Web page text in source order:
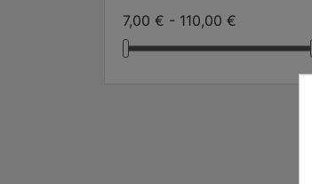
7,00 € - 110,00 €